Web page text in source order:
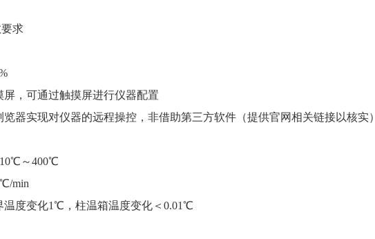
要求
屏，可通过触摸屏进行仪器配置
览器实现对仪器的远程操控，非借助第三方软件（提供官网相关链接以核实）
～400℃
min
温度变化1℃，柱温箱温度变化＜0.01℃